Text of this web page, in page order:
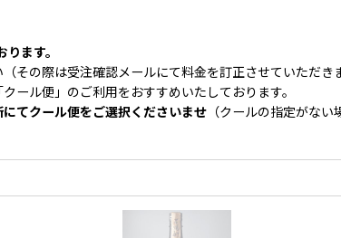
ます。
の際は受注確認メールにて料金を訂正させていただきま
ル便」のご利用をおすすめいたしております。
てクール便をご選択くださいませ （クールの指定がな